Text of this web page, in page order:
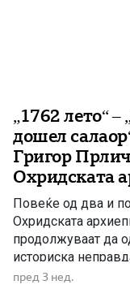
„1762 лето“
дошел
Григор
Охридската
Повеќе од два и
Охридската
продолжуваат да
историска
борба за
пред 3 нед.